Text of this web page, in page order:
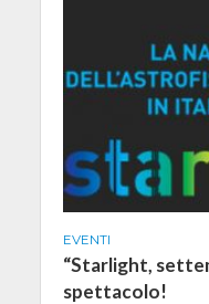
EVENTI
“Starlight,
spettacolo!